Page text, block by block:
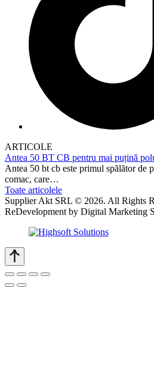
ARTICOLE
Antea 50 BT CB pentru mai puțină
Antea 50 bt cb este primul spălător de
comac, care…
Toate articolele
Supplier Akt SRL © 2026. All Rights
ReDevelopment by Digital Marketing